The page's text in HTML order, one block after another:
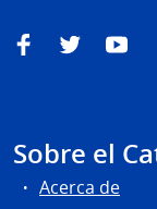
FacebookTwitter
Sobre el
Acerca de